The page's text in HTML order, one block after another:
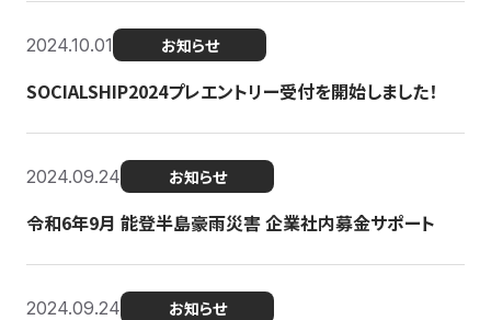
2024.10.01 お知らせ
SOCIALSHIP2024プレエントリー受付を開始しました！
2024.09.24 お知らせ
令和6年9月 能登半島豪雨災害 企業社内募金サポート
2024.09.24 お知らせ